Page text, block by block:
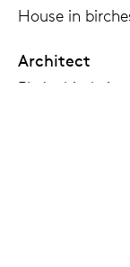
House in
Architect
PL.Architekci